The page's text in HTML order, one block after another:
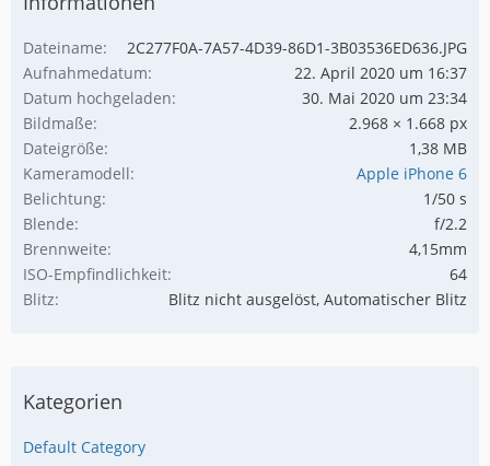
Dateiname
2C277F0A-7A57-4D39-86D1-3B03536ED636.JPG
Aufnahmedatum
22. April 2020 um 16:37
Datum hochgeladen
30. Mai 2020 um 23:34
Bildmaße
2.968 × 1.668 px
Dateigröße
1,38 MB
Kameramodell
Apple iPhone 6
Belichtung
1/50 s
Blende
f/2.2
Brennweite
4,15mm
ISO-Empfindlichkeit
64
Blitz
Blitz nicht ausgelöst, Automatischer Blitz
Kategorien
Default Category